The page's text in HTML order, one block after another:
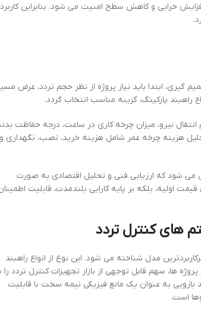
خرابی و کاهش سطح امنیت می شود. بنابراین کاربرد
گیری، ابتدا باید نیاز پروژه از نظر حجم تردد، عرض
پارکینگ، گزینه مناسب انتخاب گردد.
انتقال نیرو، میزان چرخه کاری در ساعت، درجه حفاظت
هزینه چرخه عمر شامل هزینه خرید، نصب، نگهداری و
می شود که ارزیابی فنی و تحلیل اقتصادی به صورت
اولیه، بلکه بر پایه کارایی بلندمدت، قابلیت
های کنترل تردد
مدل شناخته می شود. این نوع از انواع راهبند
ها، سهم قابل توجهی از بازار تجهیزات کنترل تردد را
به عنوان یک مانع فیزیکی نیمه سخت با قابلیت
است.